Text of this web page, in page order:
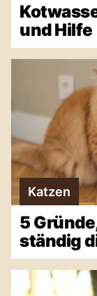
und Hilfe
Katzen
5
ständig